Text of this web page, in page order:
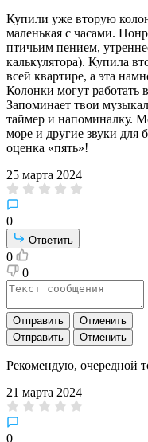
Купили уже вторую
маленькая с часами.
птичьим пением,
калькулятора). Купила
всей квартире, а эта
Колонки могут работать
Запоминает твои
таймер и напоминалку.
море и другие звуки для
оценка «пять»!
25 марта 2024
0
Ответить
0
0
Отправить
Отменить
Отправить
Отменить
Рекомендую, очередной
21 марта 2024
0